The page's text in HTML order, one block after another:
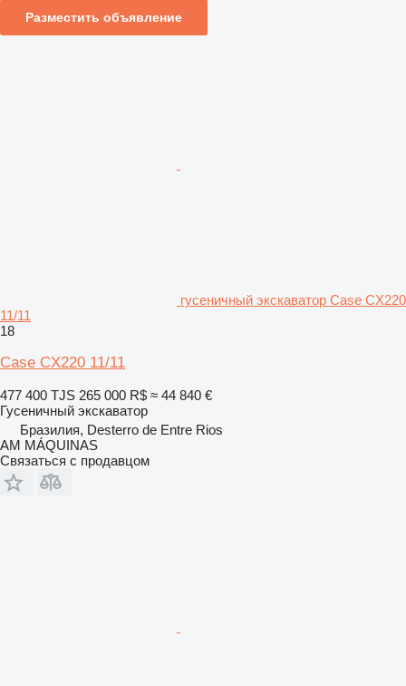
Разместить объявление
гусеничный экскаватор Case CX220
11/11
18
Case CX220 11/11
477 400 TJS 265 000 R$ ≈ 44 840 €
Гусеничный экскаватор
Бразилия, Desterro de Entre Rios
AM MÁQUINAS
Связаться с продавцом